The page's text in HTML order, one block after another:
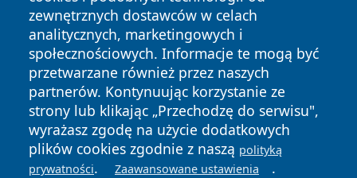
zewnętrznych dostawców w celach
analitycznych, marketingowych i
społecznościowych. Informacje te mogą być
przetwarzane również przez naszych
partnerów. Kontynuując korzystanie ze
strony lub klikając „Przechodzę do serwisu",
wyrażasz zgodę na użycie dodatkowych
plików cookies zgodnie z naszą polityką
prywatności. Zaawansowane ustawienia .
Copyright © 2026 swidnicanews.pl Wszystkie prawa
zastrzeżone.
News Autorzy
Polityka
Prywatności
Polityka
Cookies